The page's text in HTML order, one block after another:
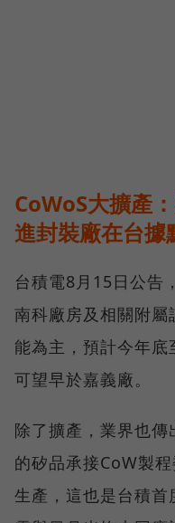
CoWoS大擴產
進封裝廠在台據
台積電8月15日公告
南科廠房及相關附
能為主，預計今年
可望早於嘉義廠。
除了擴產，業界也
的矽品承接CoW製
生產，這也是台積